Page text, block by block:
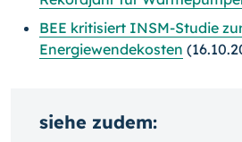
BEE kritisiert INSM-Studie
Energiewendekosten
siehe zudem: